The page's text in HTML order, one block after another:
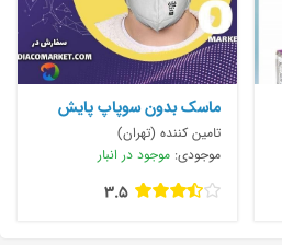
ماسک بدون سوپاپ پایش
مدل N95
تامین کننده (تهران)
موجودی: موجود در انبار
3.5